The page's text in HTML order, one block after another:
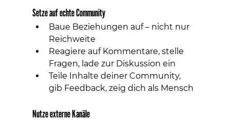
Setze auf echte Community
Baue Beziehungen auf – nicht nur
Reichweite
Reagiere auf Kommentare, stelle
Fragen, lade zur Diskussion ein
Teile Inhalte deiner Community,
gib Feedback, zeig dich als Mensch
Nutze externe Kanäle